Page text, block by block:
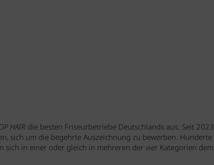
HAIRdie besten Friseurbetriebe Deutschlands aus. Seit 2023
sich um die begehrte Auszeichnung zu bewerben. Hunderte
sich in einer oder gleich in mehreren der vier Kategorien dem